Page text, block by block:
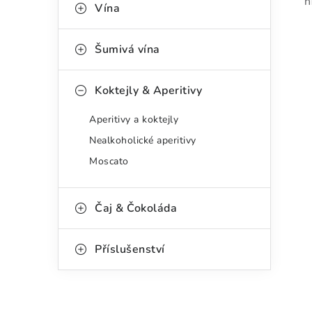
r
n
a
e
l
o
i
Vína
Šumivá vína
Koktejly & Aperitivy
Aperitivy a koktejly
Nealkoholické aperitivy
Moscato
Čaj & Čokoláda
Příslušenství